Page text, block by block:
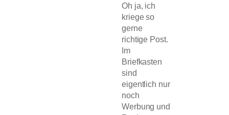
Oh ja, ich
kriege so
gerne
richtige Post.
Im
Briefkasten
sind
eigentlich nur
noch
Werbung und